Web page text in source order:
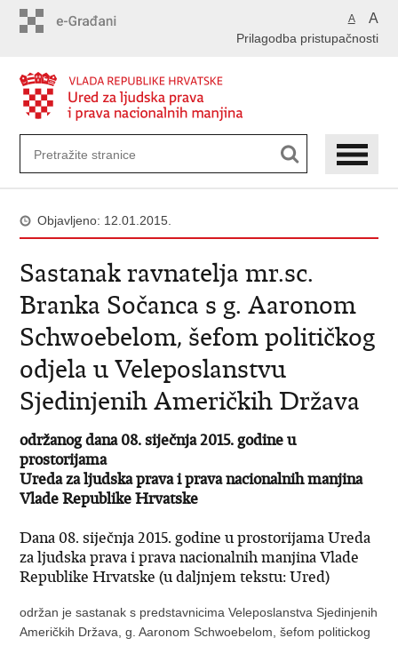
A A
Prilagodba pristupačnosti
Objavljeno: 12.01.2015.
Sastanak ravnatelja mr.sc.
Branka Sočanca s g. Aaronom
Schwoebelom, šefom političkog
odjela u Veleposlanstvu
Sjedinjenih Američkih Država
održanog dana 08. siječnja 2015. godine u
prostorijama
Ureda za ljudska prava i prava nacionalnih manjina
Vlade Republike Hrvatske
Dana 08. siječnja 2015. godine u prostorijama Ureda
za ljudska prava i prava nacionalnih manjina Vlade
Republike Hrvatske (u daljnjem tekstu: Ured)
održan je sastanak s predstavnicima Veleposlanstva Sjedinjenih
Američkih Država, g. Aaronom Schwoebelom, šefom politickog